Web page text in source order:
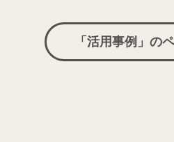
「活用事例」の